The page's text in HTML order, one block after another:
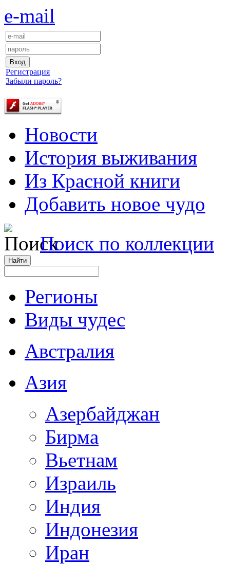
e-mail
Регистрация
Забыли пароль?
Новости
История выживания
Из Красной книги
Добавить новое чудо
Поиск по коллекции
Регионы
Виды чудес
Австралия
Азия
Азербайджан
Бирма
Вьетнам
Израиль
Индия
Индонезия
Иран